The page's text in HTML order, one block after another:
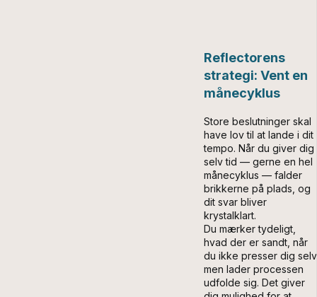
Reflectorens
strategi: Vent en
månecyklus
Store beslutninger skal
have lov til at lande i dit
tempo. Når du giver dig
selv tid — gerne en hel
månecyklus — falder
brikkerne på plads, og
dit svar bliver
krystalklart.
Du mærker tydeligt,
hvad der er sandt, når
du ikke presser dig
men lader processen
udfolde sig. Det giver